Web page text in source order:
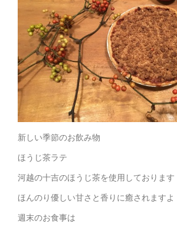
新しい季節のお飲み物
ほうじ茶ラテ
河越の十吉のほうじ茶を使用しております
ほんのり優しい甘さと香りに癒されますよ
週末のお食事は